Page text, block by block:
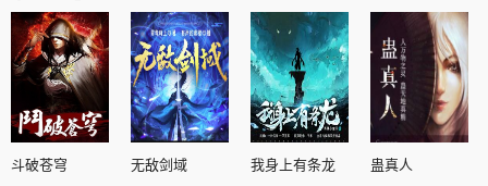
斗破苍穹 无敌剑域 我身上有条龙 蛊真人